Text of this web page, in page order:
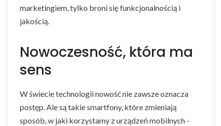
marketingiem, tylko broni się funkcjonalnością i
jakością.
Nowoczesność, która ma
sens
W świecie technologii nowość nie zawsze oznacza
postęp. Ale są takie smartfony, które zmieniają
sposób, w jaki korzystamy z urządzeń mobilnych -